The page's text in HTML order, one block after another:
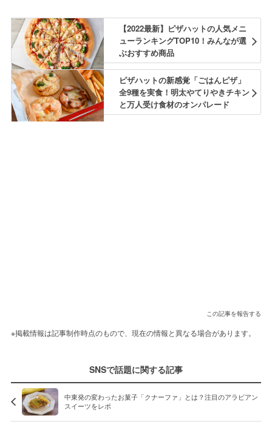
【2022最新】ピザハットの人気メニ
ューランキングTOP10！みんなが選
ぶおすすめ商品
ピザハットの新感覚「ごはんピザ」
全9種を実食！明太やてりやきチキン
と万人受け食材のオンパレード
この記事を報告する
※掲載情報は記事制作時点のもので、現在の情報と異なる場合があります。
SNSで話題に関する記事
中東発の変わったお菓子「クナーファ」とは？注目のアラビアン
スイーツをレポ